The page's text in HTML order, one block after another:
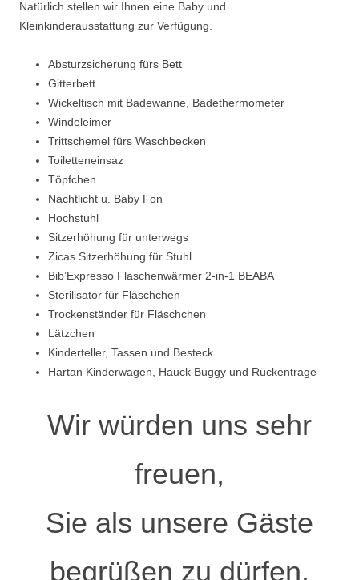
Natürlich stellen wir Ihnen eine Baby und
Kleinkinderausstattung zur Verfügung.
Absturzsicherung fürs Bett
Gitterbett
Wickeltisch mit Badewanne, Badethermometer
Windeleimer
Trittschemel fürs Waschbecken
Toiletteneinsaz
Töpfchen
Nachtlicht u. Baby Fon
Hochstuhl
Sitzerhöhung für unterwegs
Zicas Sitzerhöhung für Stuhl
Bib’Expresso Flaschenwärmer 2-in-1 BEABA
Sterilisator für Fläschchen
Trockenständer für Fläschchen
Lätzchen
Kinderteller, Tassen und Besteck
Hartan Kinderwagen, Hauck Buggy und Rückentrage
Wir würden uns sehr
freuen,
Sie als unsere Gäste
begrüßen zu dürfen.